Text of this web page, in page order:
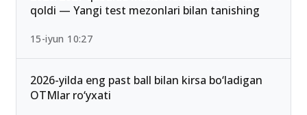
2026/2027 qabulda maksimal ball 189 Bo‘lib
qoldi — Yangi test mezonlari bilan tanishing
15-iyun 10:27